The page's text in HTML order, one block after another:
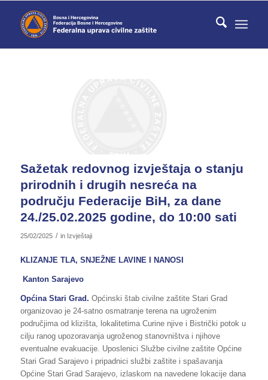
Sažetak redovnog izvještaja o stanju
prirodnih i drugih nesreća na
području Federacije BiH, za dane
24./25.02.2025 godine, do 10:00 sati
25/02/2025 / in Izvještaji
KLIZANJE TLA, SNJEŽNE LAVINE I NANOSI
Kanton Sarajevo
Općina Stari Grad. Općinski štab civilne zaštite Stari Grad
organizovao je 24-satno osmatranje terena na ugroženim
područjima od klizišta, lokalitetima Curine njive i Bistrički potok u
cilju ranog upozoravanja ugroženog stanovništva i njihove
eventualne evakuacije. Uposlenici Službe civilne zaštite Općine
Stari Grad Sarajevo i pripadnici službi zaštite i spašavanja
Općine Stari Grad Sarajevo, izlaskom na navedene lokacije dana